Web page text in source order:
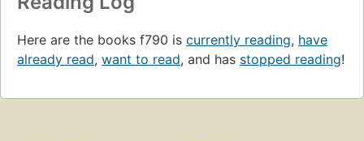
Here are the books f790 is currently reading, have
already read, want to read, and has stopped reading!